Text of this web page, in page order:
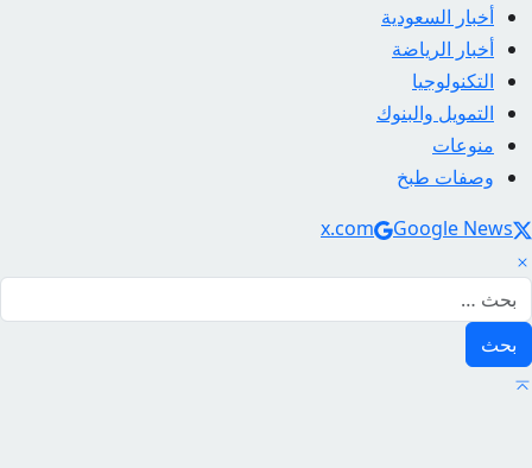
أخبار السعودية
أخبار الرياضة
التكنولوجيا
التمويل والبنوك
منوعات
وصفات طبخ
Social Links
x.com Google News
البحث عن: